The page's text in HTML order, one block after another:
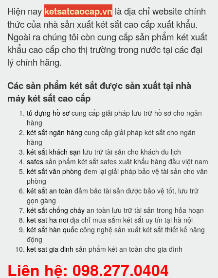
Hiện nay ketsatcaocap.vn là địa chỉ website chính
thức của nhà sản xuất két sắt cao cấp xuất khẩu.
Ngoài ra chúng tôi còn cung cấp sản phẩm két xuất
khẩu cao cấp cho thị trường trong nước tại các đại
lý chính hãng.
Các sản phẩm két sắt được sản xuất tại nhà
máy két sắt cao cấp
tủ đựng hồ sơ cung cấp giải pháp lưu trữ hồ sơ cho ngân
hàng
két sắt ngân hàng cung cấp giải pháp két sắt cho ngân
hàng
két sắt khách sạn lưu trữ tài sản cho khách du lịch
safes sản phẩm két sắt safes xuât khẩu hàng đầu việt nam
két sắt văn phòng đem lại giải pháp bảo vệ tài sản cho văn
phòng
két sắt an toàn đảm bảo tài sản được bảo vệ tốt, lưu trữ
gọn gàng
két sắt chống cháy an toàn lưu trữ tài sản trong hỏa hoạn
ket sat ha noi địa chỉ mua sắm két sắt uy tín tại hà nội
két sắt hàn quốc công nghệ sản xuất két sắt thiết kế năng
động
ket sat gia dinh sản phẩm két an toàn cho gia đình
Liên hệ: 098.277.0404